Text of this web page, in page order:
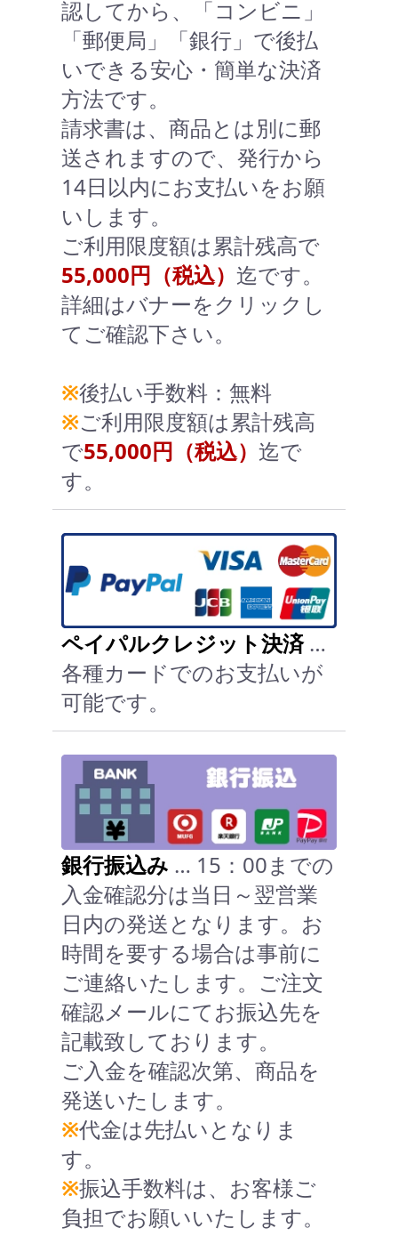
認してから、「コンビニ」
「郵便局」「銀行」で後払
いできる安心・簡単な決済
方法です。
請求書は、商品とは別に郵
送されますので、発行から
14日以内にお支払いをお願
いします。
ご利用限度額は累計残高で
55,000円（税込） 迄です。
詳細はバナーをクリックし
てご確認下さい。
※後払い手数料：無料
※ご利用限度額は累計残高
で55,000円（税込） 迄で
す。
ペイパルクレジット決済…
各種カードでのお支払いが
可能です。
銀行振込み … 15：00までの
入金確認分は当日～翌営業
日内の発送となります。お
時間を要する場合は事前に
ご連絡いたします。ご注文
確認メールにてお振込先を
記載致しております。
ご入金を確認次第、商品を
発送いたします。
※代金は先払いとなりま
す。
※振込手数料は、お客様ご
負担でお願いいたします。